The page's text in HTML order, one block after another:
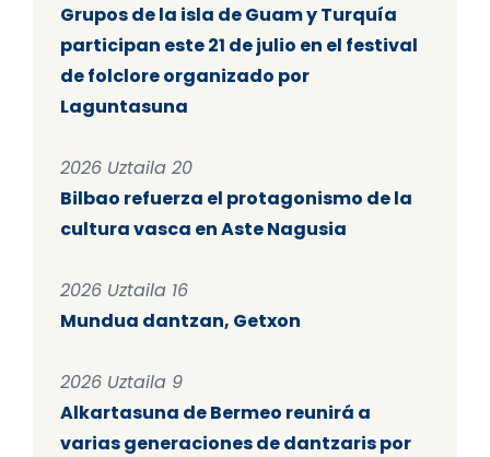
Grupos de la isla de Guam y Turquía
participan este 21 de julio en el festival
de folclore organizado por
Laguntasuna
2026 Uztaila 20
Bilbao refuerza el protagonismo de la
cultura vasca en Aste Nagusia
2026 Uztaila 16
Mundua dantzan, Getxon
2026 Uztaila 9
Alkartasuna de Bermeo reunirá a
varias generaciones de dantzaris por